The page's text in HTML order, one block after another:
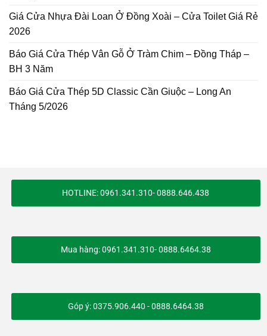
Giá Cửa Nhựa Đài Loan Ở Đồng Xoài – Cửa Toilet Giá Rẻ
2026
Báo Giá Cửa Thép Vân Gỗ Ở Tràm Chim – Đồng Tháp –
BH 3 Năm
Báo Giá Cửa Thép 5D Classic Cần Giuộc – Long An
Tháng 5/2026
HOTLINE: 0961.341.310- 0888.646.438
Mua hàng: 0961.341.310- 0888.6464.38
Góp ý: 0375.906.440 - 0888.6464.38